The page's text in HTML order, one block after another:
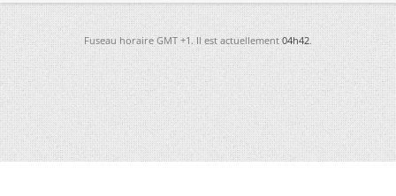
Fuseau horaire GMT +1. Il est actuellement04h42.